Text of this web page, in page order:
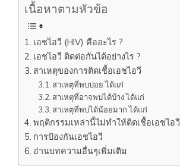
เนื้อหาตามหัวข้อ
เอชไอวี (HIV) คืออะไร ?
เอชไอวี ติดต่อกันได้อย่างไร ?
สาเหตุของการติดเชื้อเอชไอวี
สาเหตุที่พบบ่อย ได้แก่
สาเหตุที่อาจพบได้บ้าง ได้แก่
สาเหตุที่พบได้น้อยมาก ได้แก่
พฤติกรรมเหล่านี้ไม่ทำให้ติดเชื้อเอชไอวี
การป้องกันเอชไอวี
อ่านบทความอื่นๆเพิ่มเติม